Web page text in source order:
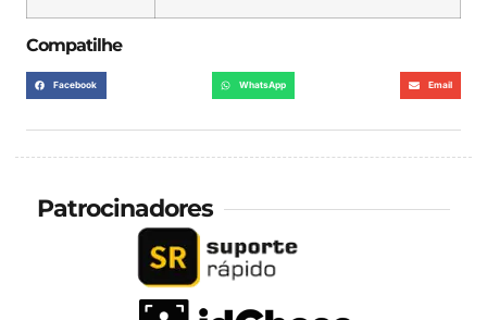
Compatilhe
Facebook WhatsApp Email
Patrocinadores